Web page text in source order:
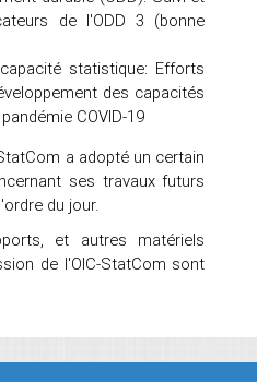
de l'ODD 3 (bonne
statistique: Efforts
des capacités
COVID-19
a adopté un certain
ses travaux futurs
du jour.
et autres matériels
de l'OIC-StatCom sont